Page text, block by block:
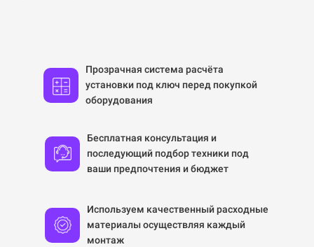
Прозрачная система расчёта
установки под ключ перед покупкой
оборудования
Бесплатная консультация и
последующий подбор техники под
ваши предпочтения и бюджет
Используем качественный расходные
материалы осуществляя каждый
монтаж